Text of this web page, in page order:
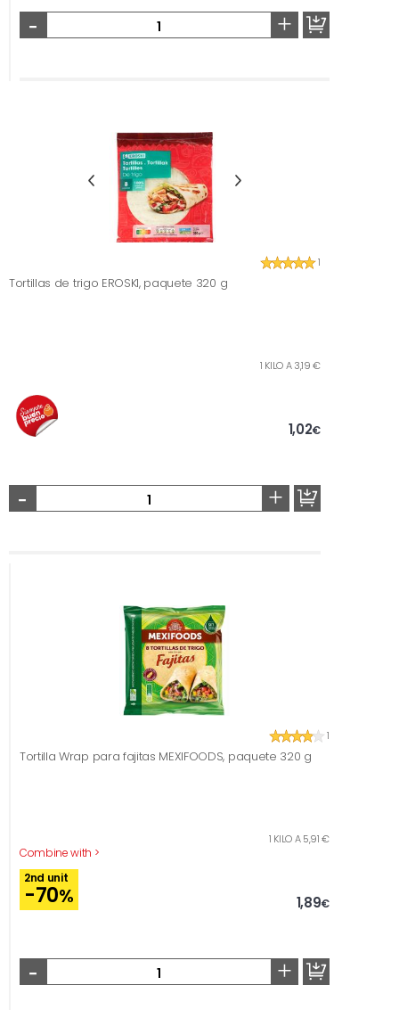
- +
1
Tortillas de trigo EROSKI, paquete 320 g
1 KILO A 3,19 €
1,02€
- +
1
Tortilla Wrap para fajitas MEXIFOODS, paquete 320 g
Combine with >
1 KILO A 5,91 €
2nd unit
-70% 1,89€
- +